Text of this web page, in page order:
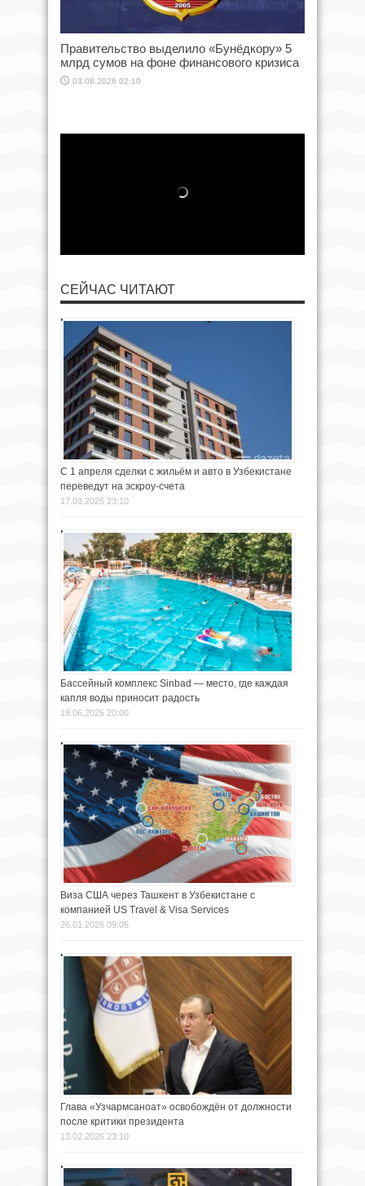
Правительство выделило «Бунёдкору» 5
млрд сумов на фоне финансового кризиса
03.08.2026 02:10
СЕЙЧАС ЧИТАЮТ
С 1 апреля сделки с жильём и авто в Узбекистане
переведут на эскроу-счета
17.03.2026 23:10
Бассейный комплекс Sinbad — место, где каждая
капля воды приносит радость
19.06.2025 20:00
Виза США через Ташкент в Узбекистане с
компанией US Travel & Visa Services
26.01.2026 09:05
Глава «Узчармсаноат» освобождён от должности
после критики президента
13.02.2026 23:10